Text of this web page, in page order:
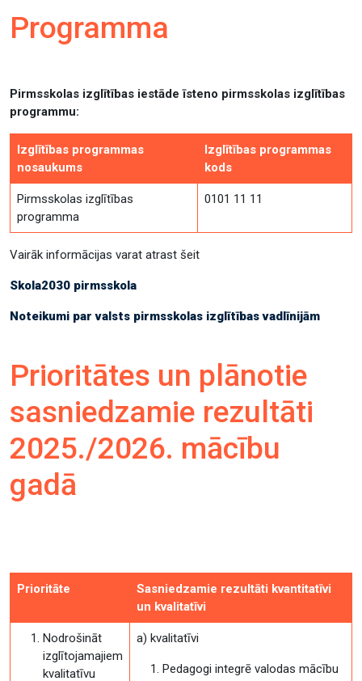
Programma
Pirmsskolas izglītības iestāde īsteno pirmsskolas izglītības
programmu:
Izglītības programmas
nosaukums
Izglītības programmas
kods
Pirmsskolas izglītības
programma
0101 11 11
Vairāk informācijas varat atrast šeit
Skola2030 pirmsskola
Noteikumi par valsts pirmsskolas izglītības vadlīnijām
Prioritātes un plānotie
sasniedzamie rezultāti
2025./2026. mācību
gadā
Prioritāte
Sasniedzamie rezultāti kvantitatīvi
un kvalitatīvi
Nodrošināt
izglītojamajiem
kvalitatīvu
a) kvalitatīvi
Pedagogi integrē valodas mācību